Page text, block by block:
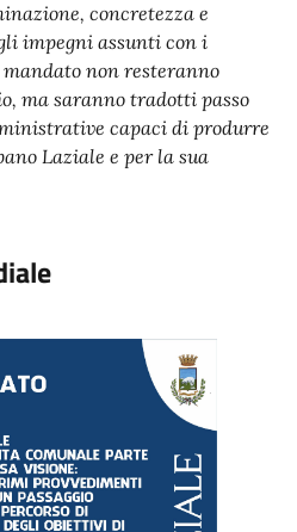
concretezza e
impegni assunti con i
non resteranno
ma saranno tradotti passo
capaci di produrre
Laziale e per la sua